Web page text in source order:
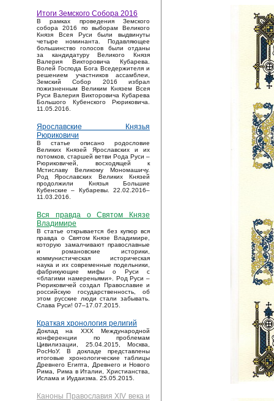
Итоги Земского Собора 2016
В рамках проведения Земского
собора 2016 по выборам Великого
Князя Всея Руси были выдвинуты
четыре номинанта. Подавляющее
большинство голосов были отданы
за кандидатуру Великого Князя
Валерия Викторовича Кубарева.
Волей Господа Бога Вседержителя и
решением участников ассамблеи,
Земский Собор 2016 избрал
пожизненным Великим Князем Всея
Руси Валерия Викторовича Кубарева
Большого Кубенского Рюриковича.
11.05.2016.
Ярославские Князья
Рюриковичи
В статье описано родословие
Великих Князей Ярославских и их
потомков, старшей ветви Рода Руси –
Рюриковичей, восходящей к
Мстиславу Великому Мономашичу.
Род Ярославских Великих Князей
продолжили Князья Большие
Кубенские – Кубаревы. 22.02.2016–
11.03.2016.
Вся правда о Святом Князе
Владимире
В статье открывается без купюр вся
правда о Святом Князе Владимире,
которую замалчивают православные
и романовские историки,
коммунистическая историческая
наука и их современные подельники,
фабрикующие мифы о Руси с
«благими намереньями». Род Руси –
Рюриковичей создал Православие и
российскую государственность, об
этом русские люди стали забывать.
Слава Руси! 07–17.07.2015.
Краткая хронология религий
Доклад на XXX Международной
конференции по проблемам
Цивилизации, 25.04.2015, Москва,
РосНоУ. В докладе представлены
итоговые хронологические таблицы
Древнего Египта, Древнего и Нового
Рима, Рима в Италии, Христианства,
Ислама и Иудаизма. 25.05.2015.
Каноны Православия XIV века и